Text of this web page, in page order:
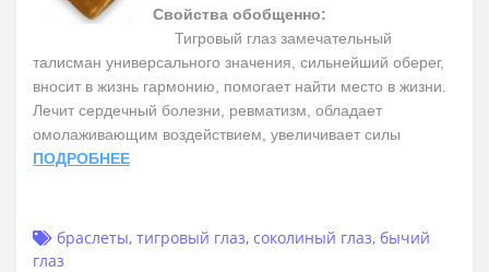
Свойства обобщенно:
Тигровый глаз замечательный
талисман универсального значения, сильнейший оберег,
вносит в жизнь гармонию, помогает найти место в жизни.
Лечит сердечный болезни, ревматизм, обладает
омолаживающим воздействием, увеличивает силы
ПОДРОБНЕЕ
браслеты, тигровый глаз, соколиный глаз, бычий
глаз